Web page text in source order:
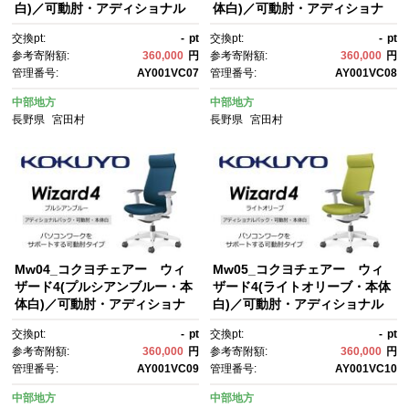
白)／可動肘・アディショナル
スター）／在宅ワーク・テレワ
ークにお勧めの椅子
交換pt: - pt
参考寄附額:
360,000 円
管理番号:
AY001VC07
中部地方
長野県
宮田村
体白)／可動肘・アディショナ
ャスター）／在宅ワーク・テレ
ワークにお勧めの椅子
交換pt: - pt
参考寄附額:
360,000 円
管理番号:
AY001VC08
中部地方
長野県 宮田村
Mw04_コクヨチェアー ウィ
ザード4(プルシアンブルー・本
体白)／可動肘・アディショナ
ャスター）／在宅ワーク・テレ
ワークにお勧めの椅子
交換pt: - pt
参考寄附額:
360,000 円
管理番号:
AY001VC09
中部地方
Mw05_コクヨチェアー ウィ
ザード4(ライトオリーブ・本体
白)／可動肘・アディショナル
スター）／在宅ワーク・テレワ
ークにお勧めの椅子
交換pt: - pt
参考寄附額:
360,000 円
管理番号:
AY001VC10
中部地方